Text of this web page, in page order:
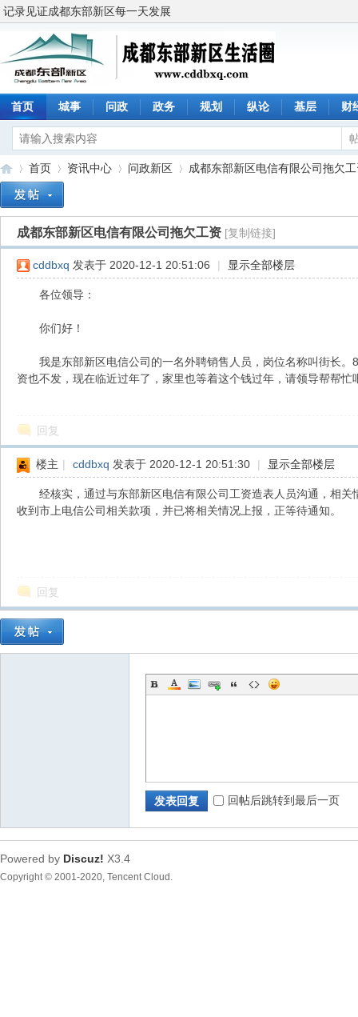
记录见证成都东部新区每一天发展
首页 城事 问政 政务 规划 纵论 基层 财
新
»
首页
›
资讯中心
›
问政新区
›
成都东部新区电信有限公司拖欠
成都东部新区电信有限公司拖欠工资 [复制链接]
cddbxq 发表于 2020-12-1 20:51:06 | 显示全部楼层
各位领导：
你们好！
我是东部新区电信公司的一名外聘销售人员，岗位名称叫街长。
资也不发，现在临近过年了，家里也等着这个钱过年，请领导帮帮
回复
楼主 | cddbxq 发表于 2020-12-1 20:51:30 | 显示全部楼层
经核实，通过与东部新区电信有限公司工资造表人员沟通，相关
收到市上电信公司相关款项，并已将相关情况上报，正等待通知。
回复
发表回复 回帖后跳转到最后一页
Powered by Discuz! X3.4
Copyright © 2001-2020, Tencent Cloud.